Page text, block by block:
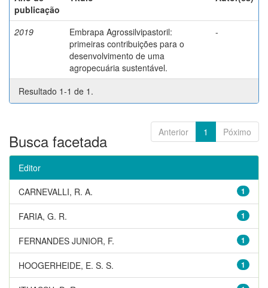
publicação
2019
Embrapa Agrossilvipastoril:
primeiras contribuições para o
desenvolvimento de uma
agropecuária sustentável.
-
Resultado 1-1 de 1.
Anterior 1 Póximo
Busca facetada
Editor
1
CARNEVALLI, R. A.
1
FARIA, G. R.
1
FERNANDES JUNIOR, F.
1
HOOGERHEIDE, E. S. S.